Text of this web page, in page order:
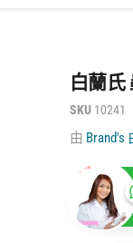
白蘭氏
SKU 10241
由 Brand's